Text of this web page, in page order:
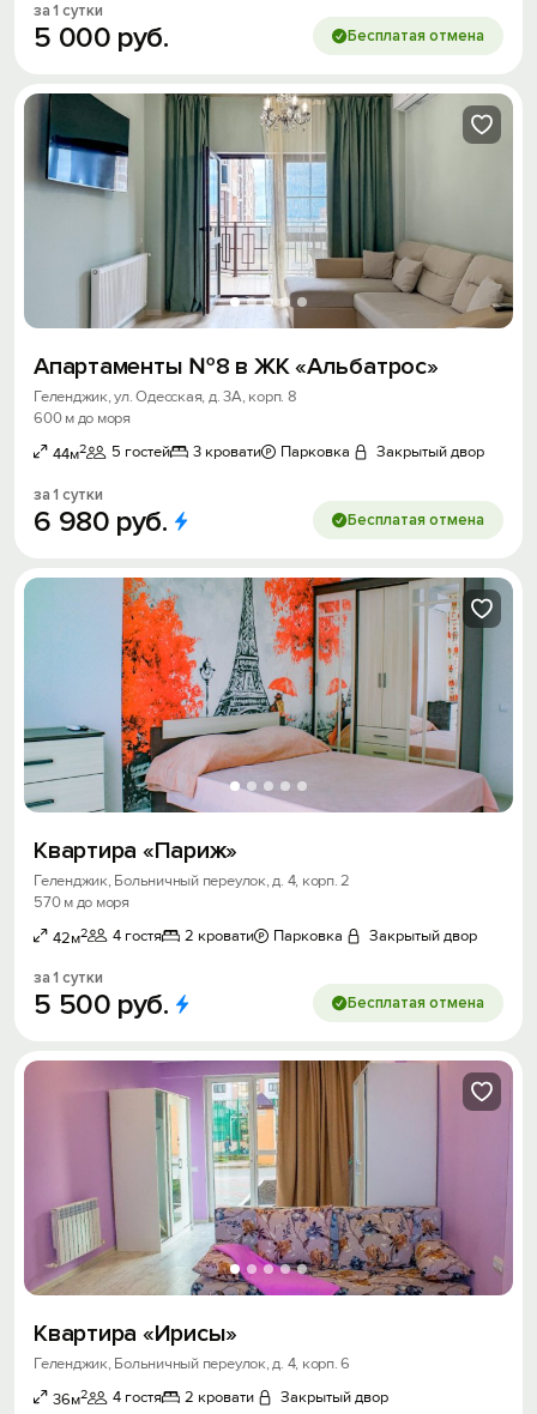
за 1 сутки
5 000 руб. Бесплатая отмена
Апартаменты №8 в ЖК «Альбатрос»
Геленджик, ул. Одесская, д. 3А, корп. 8
600 м до моря
44м2 5 гостей 3 кровати Парковка Закрытый двор
за 1 сутки
6 980 руб. Бесплатая отмена
Квартира «Париж»
Геленджик, Больничный переулок, д. 4, корп. 2
570 м до моря
42м2 4 гостя 2 кровати Парковка Закрытый двор
за 1 сутки
5 500 руб. Бесплатая отмена
Квартира «Ирисы»
Геленджик, Больничный переулок, д. 4, корп. 6
36м2 4 гостя 2 кровати Закрытый двор